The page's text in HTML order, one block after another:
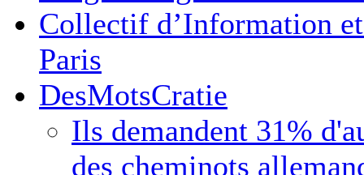
Collectif d’Information
Paris
DesMotsCratie
Ils demandent 31%
des cheminots